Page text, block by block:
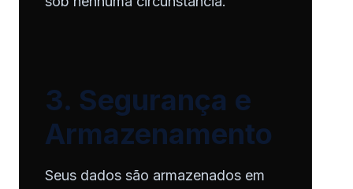
3. Segurança e
Armazenamento
Seus dados são armazenados em